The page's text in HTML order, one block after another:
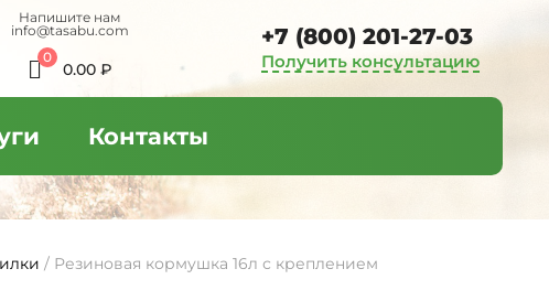
Напишите нам
info@tasabu.com
0
0.00 ₽
+7 (800) 201-27-03
Получить консультацию
Контакты
/ Резиновая кормушка 16л с креплением